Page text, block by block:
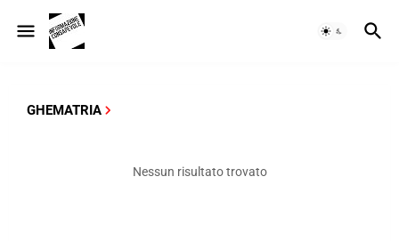
GHEMATRIA
Nessun risultato trovato